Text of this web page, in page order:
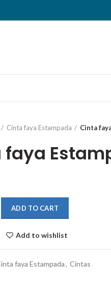
Cinta faya Estampada Cinta
faya
ADD TO CART
Add to wishlist
faya Estampada, Cintas